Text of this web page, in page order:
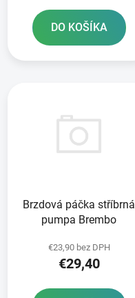
DO KOŠÍKA
Brzdová páčka stříbrná
pumpa Brembo
€23,90 bez DPH
€29,40